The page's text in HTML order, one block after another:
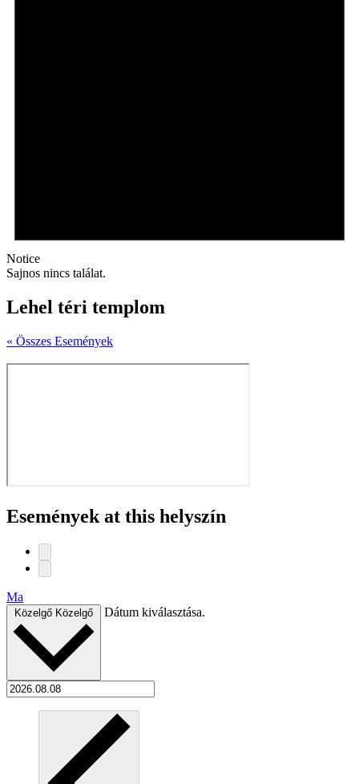
Notice
Sajnos nincs találat.
Lehel téri templom
« Összes Események
Események at this helyszín
Ma
Közelgő Közelgő Dátum kiválasztása.